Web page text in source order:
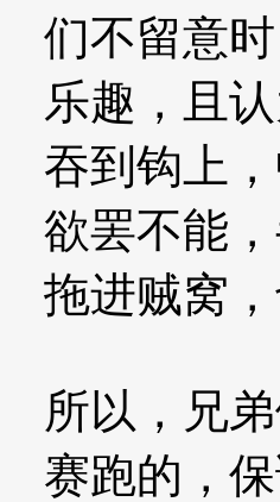
们不留意
乐趣，且
吞到钩上
欲罢不能
拖进贼窝
所以，兄
赛跑的，